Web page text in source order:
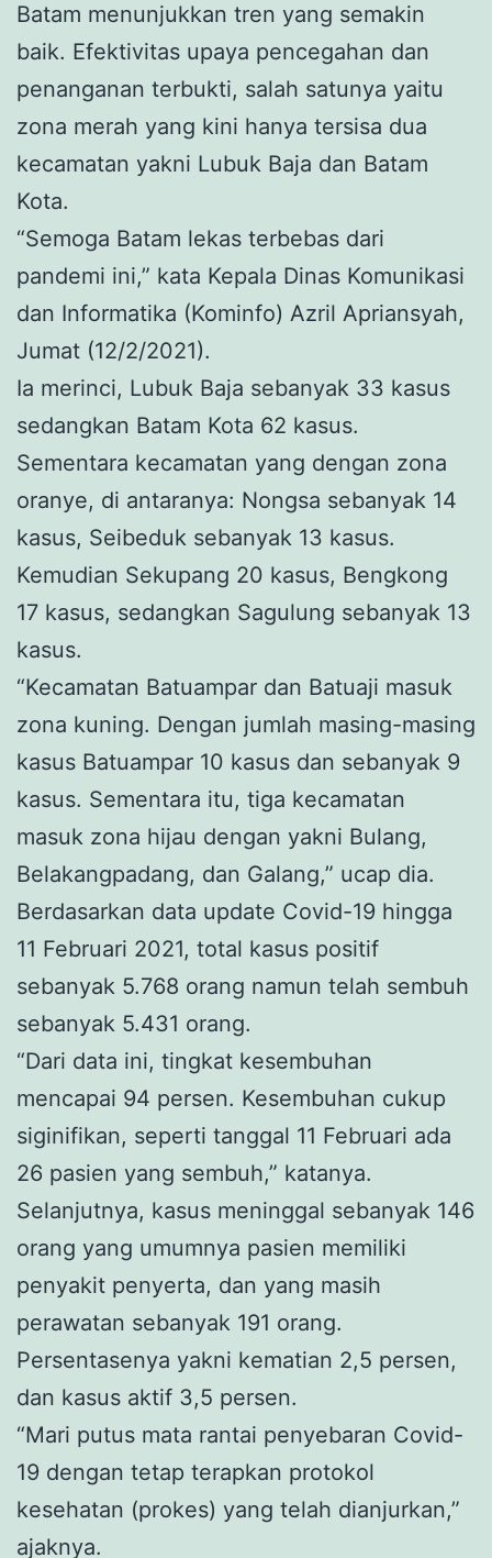
Batam menunjukkan tren yang semakin
baik. Efektivitas upaya pencegahan dan
penanganan terbukti, salah satunya yaitu
zona merah yang kini hanya tersisa dua
kecamatan yakni Lubuk Baja dan Batam
Kota.
“Semoga Batam lekas terbebas dari
pandemi ini,” kata Kepala Dinas Komunikasi
dan Informatika (Kominfo) Azril Apriansyah,
Jumat (12/2/2021).
Ia merinci, Lubuk Baja sebanyak 33 kasus
sedangkan Batam Kota 62 kasus.
Sementara kecamatan yang dengan zona
oranye, di antaranya: Nongsa sebanyak 14
kasus, Seibeduk sebanyak 13 kasus.
Kemudian Sekupang 20 kasus, Bengkong
17 kasus, sedangkan Sagulung sebanyak 13
kasus.
“Kecamatan Batuampar dan Batuaji masuk
zona kuning. Dengan jumlah masing-masing
kasus Batuampar 10 kasus dan sebanyak 9
kasus. Sementara itu, tiga kecamatan
masuk zona hijau dengan yakni Bulang,
Belakangpadang, dan Galang,” ucap dia.
Berdasarkan data update Covid-19 hingga
11 Februari 2021, total kasus positif
sebanyak 5.768 orang namun telah sembuh
sebanyak 5.431 orang.
“Dari data ini, tingkat kesembuhan
mencapai 94 persen. Kesembuhan cukup
siginifikan, seperti tanggal 11 Februari ada
26 pasien yang sembuh,” katanya.
Selanjutnya, kasus meninggal sebanyak 146
orang yang umumnya pasien memiliki
penyakit penyerta, dan yang masih
perawatan sebanyak 191 orang.
Persentasenya yakni kematian 2,5 persen,
dan kasus aktif 3,5 persen.
“Mari putus mata rantai penyebaran Covid-
19 dengan tetap terapkan protokol
kesehatan (prokes) yang telah dianjurkan,”
ajaknya.